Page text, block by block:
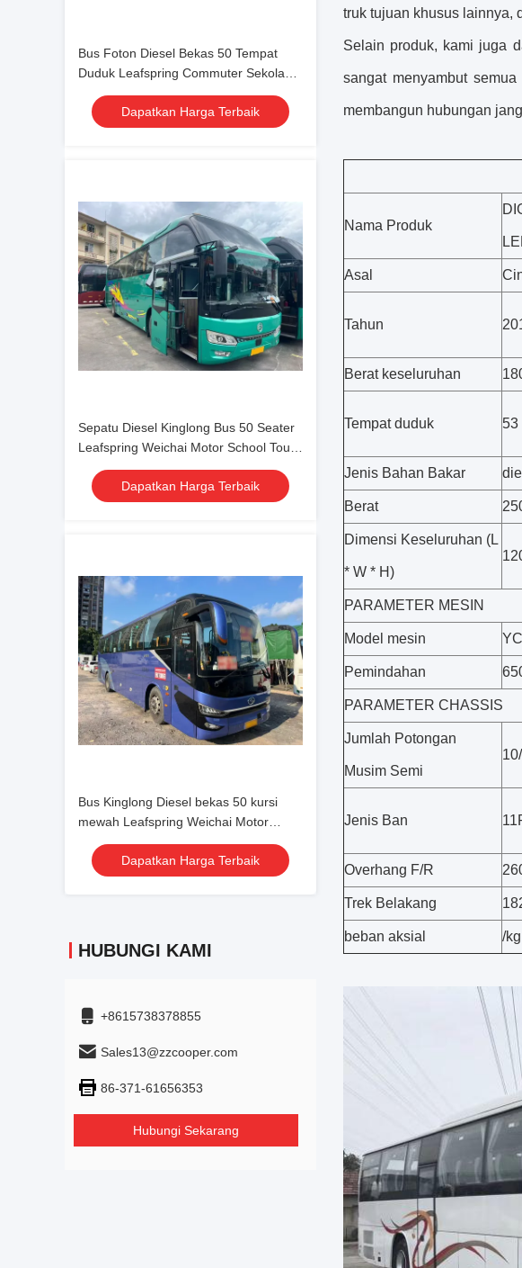
Bus Foton Diesel Bekas 50 Tempat
Duduk Leafspring Commuter Sekolah
Bandara Gereja Bus Pelatih
Dapatkan Harga Terbaik
Sepatu Diesel Kinglong Bus 50 Seater
Leafspring Weichai Motor School Tour
Intercity Commuter Coach
Dapatkan Harga Terbaik
Bus Kinglong Diesel bekas 50 kursi
mewah Leafspring Weichai Motor
School Tour Intercity Commuter Coach
Dapatkan Harga Terbaik
HUBUNGI KAMI
+8615738378855
Sales13@zzcooper.com
86-371-61656353
Hubungi Sekarang
truk tujuan khusus lainnya,
Selain produk, kami juga
sangat menyambut
membangun hubungan
Nama Produk
Asal
Tahun
Berat keseluruhan
Tempat duduk 53
Jenis Bahan Bakar
Berat
Dimensi Keseluruhan (L
* W * H)
PARAMETER MESIN
Model mesin
Pemindahan
PARAMETER CHASSIS
Jumlah Potongan
Musim Semi
Jenis Ban
Overhang F/R
Trek Belakang
beban aksial /kg